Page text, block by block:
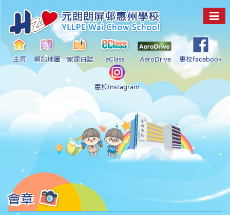
主頁 網站地圖 家課日誌 eClass AeroDrive 惠校facebook
惠校Instagram
會章